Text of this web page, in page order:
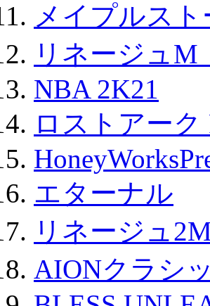
メイプルス
リネージュM
NBA 2K21
ロストアーク
エターナル
リネージュ
AIONクラシ